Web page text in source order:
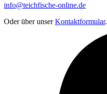
info@teichfische-online.de
Oder über unserKontaktformular.